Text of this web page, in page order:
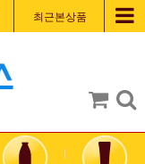
최근본상품